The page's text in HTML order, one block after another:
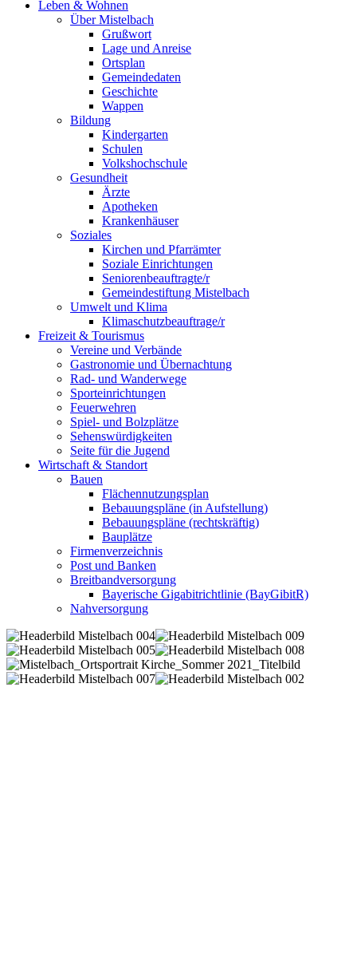
Leben & Wohnen
Über Mistelbach
Grußwort
Lage und Anreise
Ortsplan
Gemeindedaten
Geschichte
Wappen
Bildung
Kindergarten
Schulen
Volkshochschule
Gesundheit
Ärzte
Apotheken
Krankenhäuser
Soziales
Kirchen und Pfarrämter
Soziale Einrichtungen
Seniorenbeauftragte/r
Gemeindestiftung Mistelbach
Umwelt und Klima
Klimaschutzbeauftrage/r
Freizeit & Tourismus
Vereine und Verbände
Gastronomie und Übernachtung
Rad- und Wanderwege
Sporteinrichtungen
Feuerwehren
Spiel- und Bolzplätze
Sehenswürdigkeiten
Seite für die Jugend
Wirtschaft & Standort
Bauen
Flächennutzungsplan
Bebauungspläne (in Aufstellung)
Bebauungspläne (rechtskräftig)
Bauplätze
Firmenverzeichnis
Post und Banken
Breitbandversorgung
Bayerische Gigabitrichtlinie (BayGibitR)
Nahversorgung